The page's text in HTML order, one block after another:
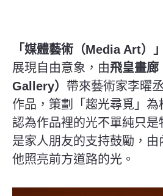
「媒體藝術（Media Art）」
展現自由意象，由飛皇畫
Gallery） 帶來藝術家李曜
作品，策劃「趨光尋覓」
認為作品裡的光不單純只是
是家人朋友的支持鼓勵，
他照亮前方道路的光。